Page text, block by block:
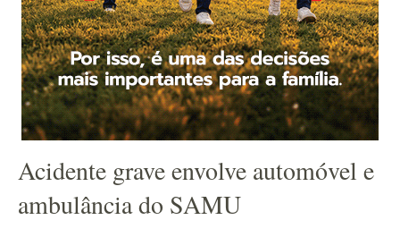
Acidente grave envolve automóvel e
ambulância do SAMU